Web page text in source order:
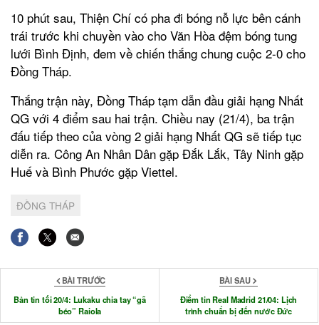
10 phút sau, Thiện Chí có pha đi bóng nỗ lực bên cánh
trái trước khi chuyền vào cho Văn Hòa đệm bóng tung
lưới Bình Định, đem về chiến thắng chung cuộc 2-0 cho
Đồng Tháp.
Thắng trận này, Đồng Tháp tạm dẫn đầu giải hạng Nhất
QG với 4 điểm sau hai trận. Chiều nay (21/4), ba trận
đấu tiếp theo của vòng 2 giải hạng Nhất QG sẽ tiếp tục
diễn ra. Công An Nhân Dân gặp Đắk Lắk, Tây Ninh gặp
Huế và Bình Phước gặp Viettel.
ĐỒNG THÁP
BÀI TRƯỚC
Bản tin tối 20/4: Lukaku chia tay “gã
béo” Raiola
BÀI SAU
Điểm tin Real Madrid 21/04: Lịch
trình chuẩn bị đến nước Đức